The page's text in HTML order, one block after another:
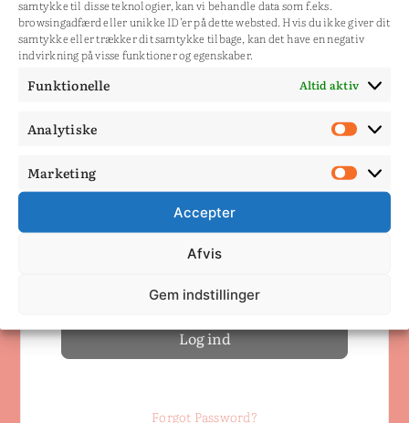
samtykke til disse teknologier, kan vi behandle data som f.eks.
browsingadfærd eller unikke ID'er på dette websted. Hvis du ikke giver dit
samtykke eller trækker dit samtykke tilbage, kan det have en negativ
indvirkning på visse funktioner og egenskaber.
Funktionelle Altid aktiv
Analytiske
Marketing
Accepter
Afvis
Gem indstillinger
files/fastelavn.doc/
Du skal være medlem for
at se siden.
Log ind
Forgot Password?